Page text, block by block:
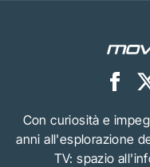
Con curiosità e
anni all'esplorazione
TV: spazio